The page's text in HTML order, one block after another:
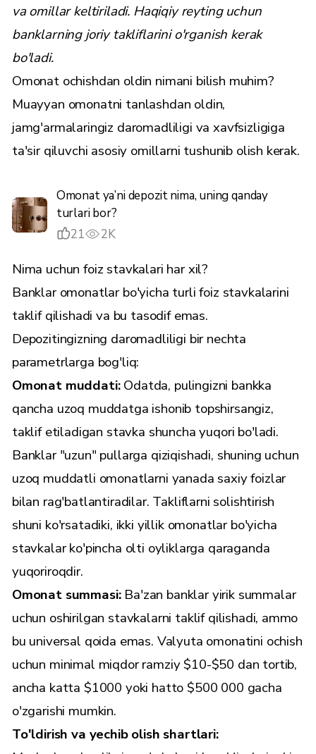
va omillar keltiriladi. Haqiqiy reyting uchun
banklarning joriy takliflarini o'rganish kerak
bo'ladi.
Omonat ochishdan oldin nimani bilish muhim?
Muayyan omonatni tanlashdan oldin,
jamg'armalaringiz daromadliligi va xavfsizligiga
ta'sir qiluvchi asosiy omillarni tushunib olish kerak.
Omonat ya’ni depozit nima, uning qanday
turlari bor?
21
2K
Nima uchun foiz stavkalari har xil?
Banklar omonatlar bo'yicha turli foiz stavkalarini
taklif qilishadi va bu tasodif emas.
Depozitingizning daromadliligi bir nechta
parametrlarga bog'liq:
Omonat muddati:Odatda, pulingizni bankka
qancha uzoq muddatga ishonib topshirsangiz,
taklif etiladigan stavka shuncha yuqori bo'ladi.
Banklar "uzun" pullarga qiziqishadi, shuning uchun
uzoq muddatli omonatlarni yanada saxiy foizlar
bilan rag'batlantiradilar. Takliflarni solishtirish
shuni ko'rsatadiki, ikki yillik omonatlar bo'yicha
stavkalar ko'pincha olti oyliklarga qaraganda
yuqoriroqdir.
Omonat summasi:Ba'zan banklar yirik summalar
uchun oshirilgan stavkalarni taklif qilishadi, ammo
bu universal qoida emas. Valyuta omonatini ochish
uchun minimal miqdor ramziy $10-$50 dan tortib,
ancha katta $1000 yoki hatto $500 000 gacha
o'zgarishi mumkin.
To'ldirish va yechib olish shartlari: